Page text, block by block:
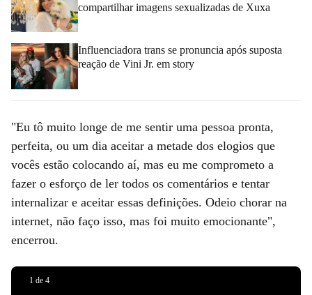
compartilhar imagens sexualizadas de Xuxa
Influenciadora trans se pronuncia após suposta
reação de Vini Jr. em story
"Eu tô muito longe de me sentir uma pessoa pronta,
perfeita, ou um dia aceitar a metade dos elogios que
vocês estão colocando aí, mas eu me comprometo a
fazer o esforço de ler todos os comentários e tentar
internalizar e aceitar essas definições. Odeio chorar na
internet, não faço isso, mas foi muito emocionante",
encerrou.
1de 4
Leticia e
Cazarré e
Gaspar,
Maria
Madalena,
Maria
Guilhermina
e Estêvão
Sociais |